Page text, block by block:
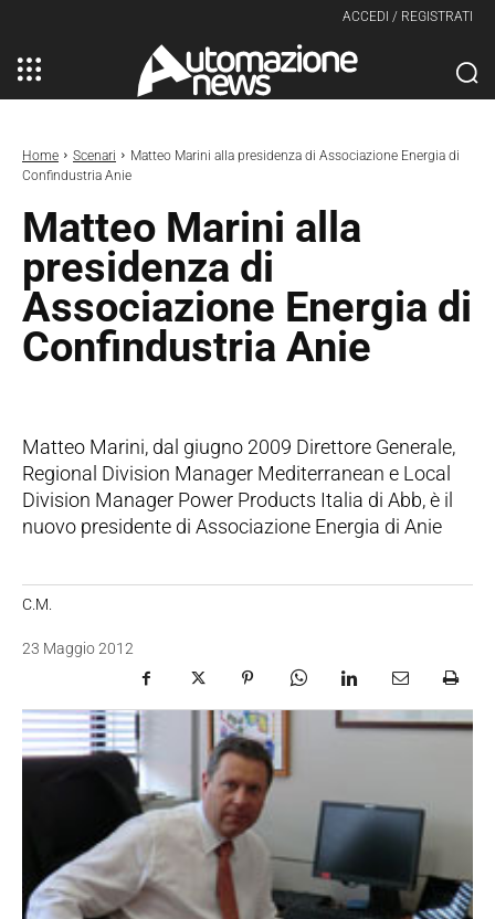
ACCEDI / REGISTRATI
Home Scenari
Matteo Marini alla presidenza di Associazione Energia di
Confindustria Anie
Matteo Marini alla
presidenza di
Associazione Energia di
Confindustria Anie
Matteo Marini, dal giugno 2009 Direttore Generale,
Regional Division Manager Mediterranean e Local
Division Manager Power Products Italia di Abb, è il
nuovo presidente di Associazione Energia di Anie
C.M.
23 Maggio 2012